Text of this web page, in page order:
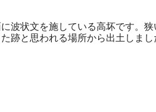
波状文を施している高坏です。
跡と思われる場所から出土しまし